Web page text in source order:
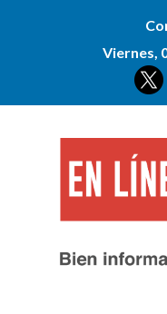
Viernes,